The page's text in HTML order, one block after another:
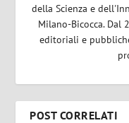
della Scienza e
Milano-Bicocca. Dal
editoriali e
POST CORRELATI